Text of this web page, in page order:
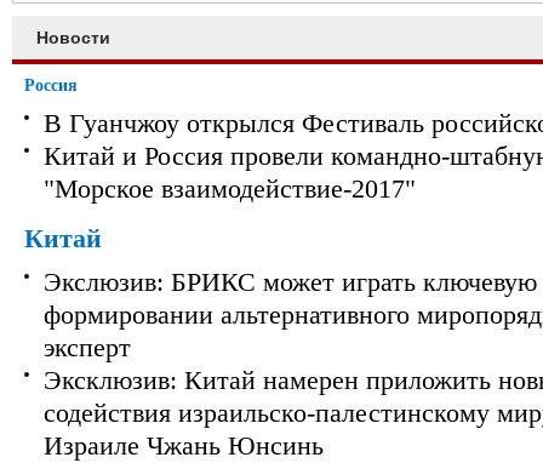
Новости
Россия
В Гуанчжоу открылся Фестиваль
Китай и Россия провели командно-
"Морское взаимодействие-2017"
Китай
Экслюзив: БРИКС может играть ключевую
формировании альтернативного
эксперт
Эксклюзив: Китай намерен приложить
содействия израильско-палестинскому
Израиле Чжань Юнсинь